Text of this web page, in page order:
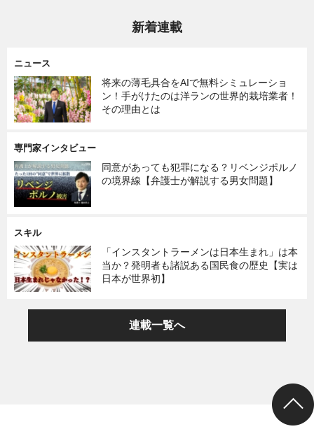
新着連載
ニュース
将来の薄毛具合をAIで無料シミュレーショ
ン！手がけたのは洋ランの世界的栽培業者！
その理由とは
専門家インタビュー
同意があっても犯罪になる？リベンジポルノ
の境界線【弁護士が解説する男女問題】
スキル
「インスタントラーメンは日本生まれ」は本
当か？発明者も諸説ある国民食の歴史【実は
日本が世界初】
連載一覧へ